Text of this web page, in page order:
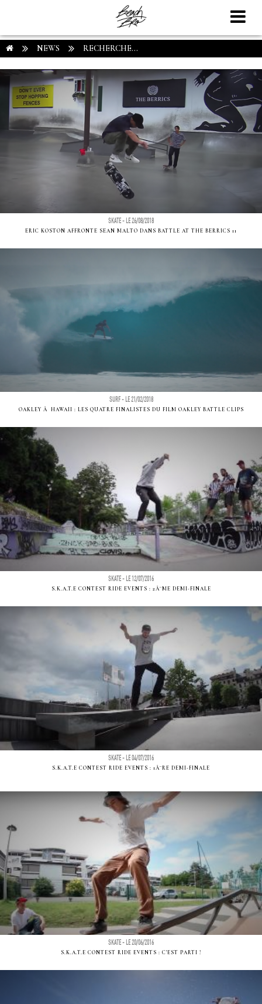
NEWS RECHERCHE...
SKATE - LE 26/08/2018
ERIC KOSTON AFFRONTE SEAN MALTO DANS BATTLE AT THE BERRICS 11
SURF - LE 21/02/2018
OAKLEY Ã HAWAII : LES QUATRE FINALISTES DU FILM OAKLEY BATTLE CLIPS
SKATE - LE 12/07/2016
S.K.A.T.E CONTEST RIDE EVENTS : 2Ã¨ME DEMI-FINALE
SKATE - LE 04/07/2016
S.K.A.T.E CONTEST RIDE EVENTS : 1Ã¨RE DEMI-FINALE
SKATE - LE 20/06/2016
S.K.A.T.E CONTEST RIDE EVENTS : C'EST PARTI !